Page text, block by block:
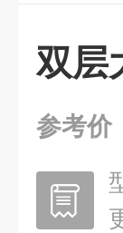
双层
参考价